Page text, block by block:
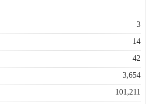
3
14
42
3,654
101,211